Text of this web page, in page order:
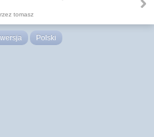
tomasz
wersja Polski